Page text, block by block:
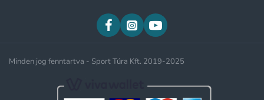
Minden jog fenntartva - Sport Túra Kft. 2019-2025